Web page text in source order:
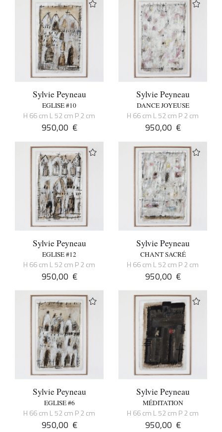
Sylvie Peyneau
EGLISE #10
H 66 cm L 52 cm P 2 cm
950,00 €
Sylvie Peyneau
DANCE JOYEUSE
H 66 cm L 52 cm P 2 cm
950,00 €
Sylvie Peyneau
EGLISE #12
H 66 cm L 52 cm P 2 cm
950,00 €
Sylvie Peyneau
CHANT SACRÉ
H 66 cm L 52 cm P 2 cm
950,00 €
Sylvie Peyneau
EGLISE #6
H 66 cm L 52 cm P 2 cm
950,00 €
Sylvie Peyneau
MÉDITATION
H 66 cm L 52 cm P 2 cm
950,00 €